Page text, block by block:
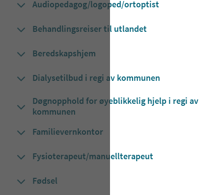
Audiopedagog/logoped/ortoptist
Behandlingsreiser til utlandet
Beredskapshjem
Dialysetilbud i regi av kommunen
Døgnopphold for øyeblikkelig hjelp i regi av
kommunen
Familievernkontor
Fysioterapeut/manuellterapeut
Fødsel